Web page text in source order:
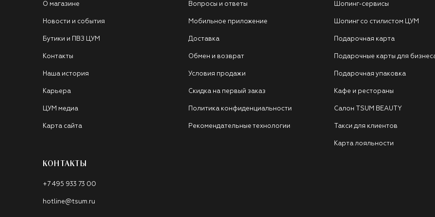
О магазине
Новости и события
Бутики и ПВЗ ЦУМ
Контакты
Наша история
Карьера
ЦУМ медиа
Карта сайта
Вопросы и ответы
Мобильное приложение
Доставка
Обмен и возврат
Условия продажи
Скидка на первый заказ
Политика конфиденциальности
Рекомендательные технологии
Шопинг-сервисы
Шопинг со стилистом ЦУМ
Подарочная карта
Подарочные карты для
Подарочная упаковка
Кафе и рестораны
Салон TSUM BEAUTY
Такси для клиентов
Карта лояльности
КОНТАКТЫ
+7 495 933 73 00
hotline@tsum.ru